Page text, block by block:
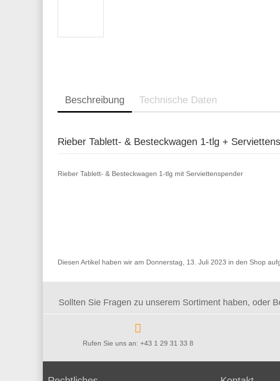
Beschreibung Technische Daten
Rieber Tablett- & Besteckwagen 1-tlg +
Rieber Tablett- & Besteckwagen 1-tlg mit Serviettenspender
Diesen Artikel haben wir am Donnerstag, 13. Juli 2023 in den Shop
Sollten Sie Fragen zu unserem Sortiment haben, oder
Rufen Sie uns an: +43 1 29 31 33 8